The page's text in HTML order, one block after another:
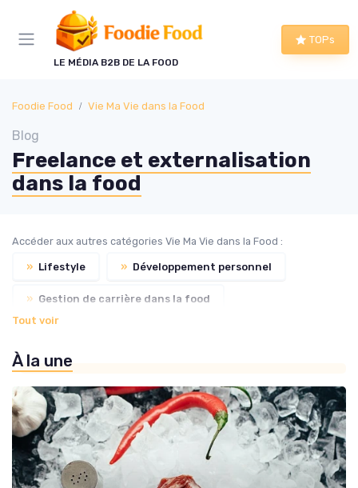
LE MÉDIA B2B DE LA FOOD
TOPs
Foodie Food Vie Ma Vie dans la Food
Blog
Freelance et externalisation
dans la food
Accéder aux autres catégories Vie Ma Vie dans la Food :
» Lifestyle » Développement personnel
» Gestion de carrière dans la food
» Recrutement dans la food
Tout voir
À la une
Panneau de gestion des cookies